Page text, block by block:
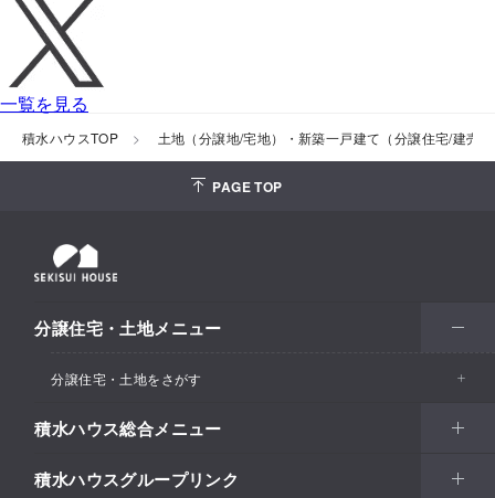
一覧を見る
積水ハウスTOP 土地（分譲地/宅地）・新築一戸建て（分譲住宅/建売
PAGE TOP
分譲住宅・土地メニュー
分譲住宅・土地をさがす
エリアからさがす
北海道・東北
市区町村からさがす
積水ハウス総合メニュー
住まい
積水ハウスグループリンク